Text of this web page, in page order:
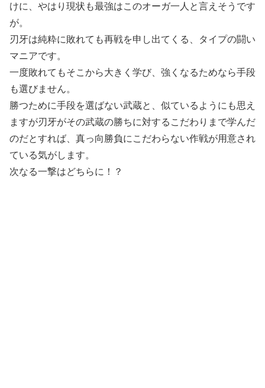
けに、やはり現状も最強はこのオーガ一人と言えそうです
が。
刃牙は純粋に敗れても再戦を申し出てくる、タイプの闘い
マニアです。
一度敗れてもそこから大きく学び、強くなるためなら手段
も選びません。
勝つために手段を選ばない武蔵と、似ているようにも思え
ますが刃牙がその武蔵の勝ちに対するこだわりまで学んだ
のだとすれば、真っ向勝負にこだわらない作戦が用意され
ている気がします。
次なる一撃はどちらに！？